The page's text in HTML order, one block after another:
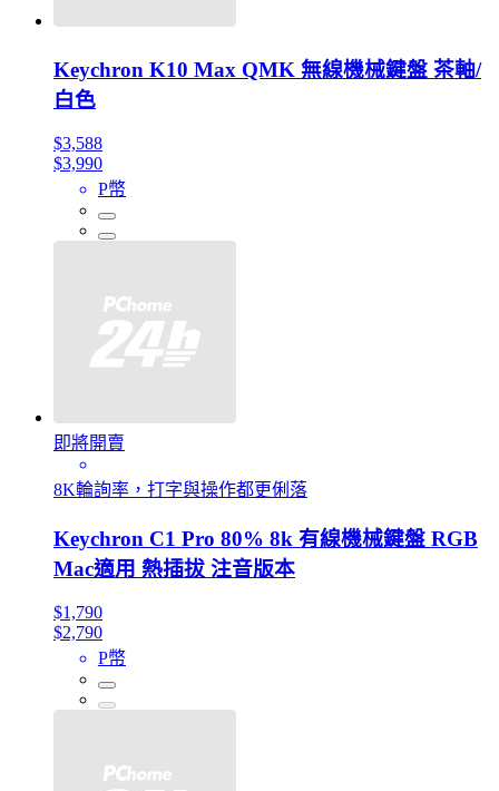
Keychron K10 Max QMK 無線機械鍵盤 茶軸/
白色
$3,588
$3,990
P幣
即將開賣
8K輪詢率，打字與操作都更俐落
Keychron C1 Pro 80% 8k 有線機械鍵盤 RGB
Mac適用 熱插拔 注音版本
$1,790
$2,790
P幣